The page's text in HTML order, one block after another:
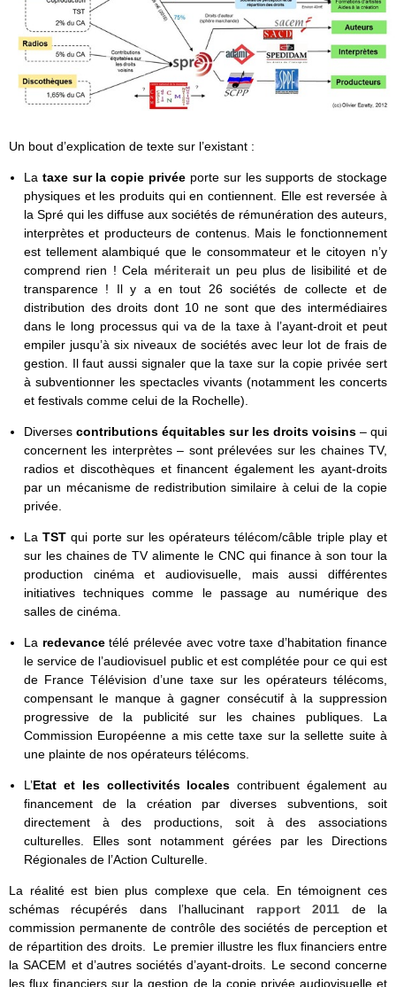
Un bout d’explication de texte sur l’existant :
La taxe sur la copie privée porte sur les supports de stockage
physiques et les produits qui en contiennent. Elle est reversée à
la Spré qui les diffuse aux sociétés de rémunération des auteurs,
interprètes et producteurs de contenus. Mais le fonctionnement
est tellement alambiqué que le consommateur et le citoyen n’y
comprend rien ! Cela mériteraitun peu plus de lisibilité et de
transparence ! Il y a en tout 26 sociétés de collecte et de
distribution des droits dont 10 ne sont que des intermédiaires
dans le long processus qui va de la taxe à l’ayant-droit et peut
empiler jusqu’à six niveaux de sociétés avec leur lot de frais de
gestion. Il faut aussi signaler que la taxe sur la copie privée sert
à subventionner les spectacles vivants (notamment les concerts
et festivals comme celui de la Rochelle).
Diverses contributions équitables sur les droits voisins– qui
concernent les interprètes – sont prélevées sur les chaines TV,
radios et discothèques et financent également les ayant-droits
par un mécanisme de redistribution similaire à celui de la copie
privée.
LaTSTqui porte sur les opérateurs télécom/câble triple play et
sur les chaines de TV alimente le CNC qui finance à son tour la
production cinéma et audiovisuelle, mais aussi différentes
initiatives techniques comme le passage au numérique des
salles de cinéma.
La redevancetélé prélevée avec votre taxe d’habitation finance
le service de l’audiovisuel public et est complétée pour ce qui est
de France Télévision d’une taxe sur les opérateurs télécoms,
compensant le manque à gagner consécutif à la suppression
progressive de la publicité sur les chaines publiques. La
Commission Européenne a mis cette taxe sur la sellette suite à
une plainte de nos opérateurs télécoms.
L’Etat et les collectivités localescontribuent également au
financement de la création par diverses subventions, soit
directement à des productions, soit à des associations
culturelles. Elles sont notamment gérées par les Directions
Régionales de l’Action Culturelle.
La réalité est bien plus complexe que cela. En témoignent ces
schémas récupérés dans l’hallucinant rapport 2011 de la
commission permanente de contrôle des sociétés de perception et
de répartition des droits. Le premier illustre les flux financiers entre
la SACEM et d’autres sociétés d’ayant-droits. Le second concerne
les flux financiers sur la gestion de la copie privée audiovisuelle et